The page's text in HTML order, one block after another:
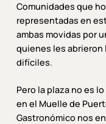
Comunidades que
representadas en
ambas movidas por
quienes les abrieron
difíciles.
Pero la plaza no es
en el Muelle de
Gastronómico nos